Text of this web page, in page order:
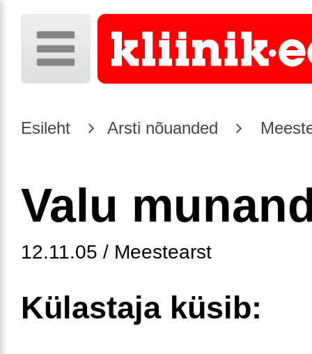
Esileht Arsti nõuanded
Valu
12.11.05 / Meestearst
Külastaja küsib: